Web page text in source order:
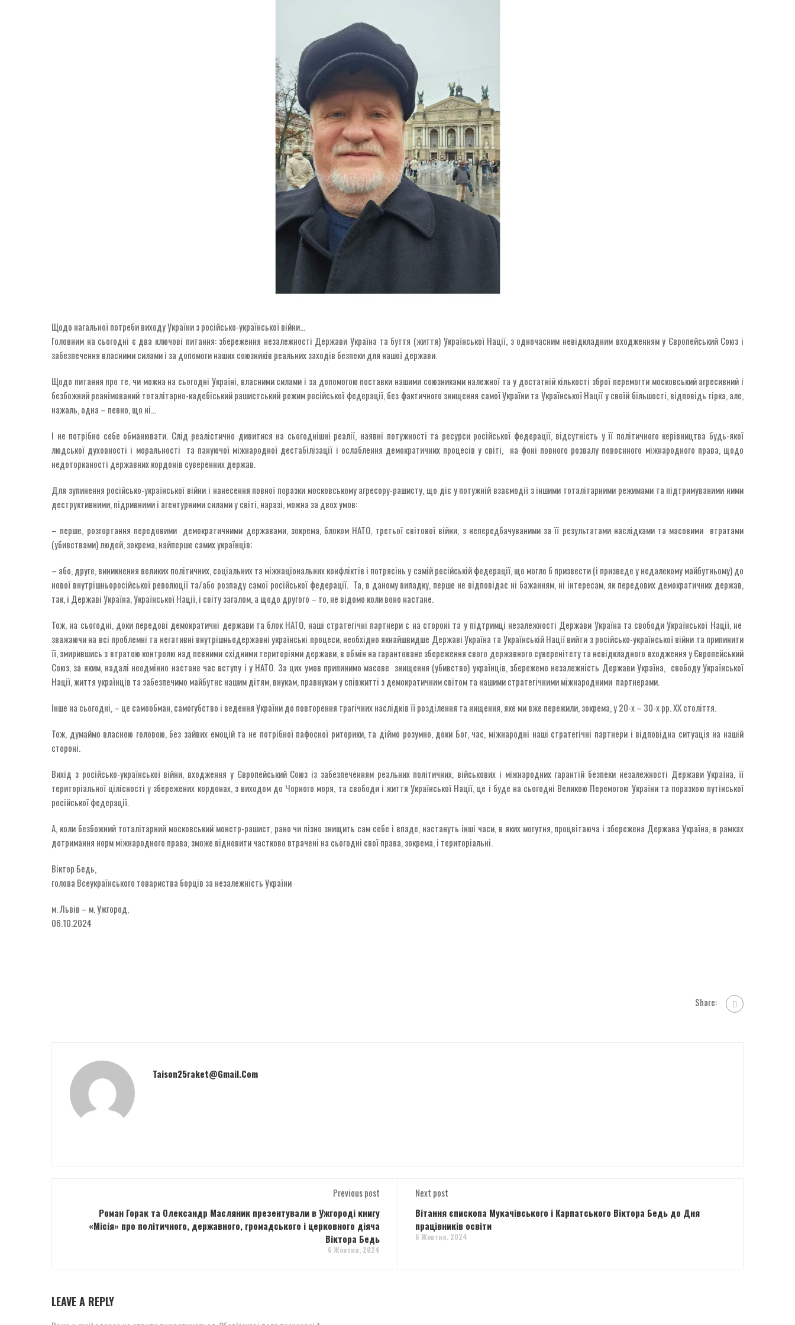
Щодо нагальної потреби виходу України з російсько-української війни…
Головним на сьогодні є два ключові питання: збереження незалежності Держави Україна та буття (життя) Української Нації, з одночасним невідкладним входженням у Європейський Союз і
забезпечення власними силами і за допомоги наших союзників реальних заходів безпеки для нашої держави.
Щодо питання про те, чи можна на сьогодні Україні, власними силами і за допомогою поставки нашими союзниками належної та у достатній кількості зброї перемогти московський агресивний і
безбожний реанімований тоталітарно-кадебіський рашистський режим російської федерації, без фактичного знищення самої України та Української Нації у своїй більшості, відповідь гірка, але,
нажаль, одна – певно, що ні…
І не потрібно себе обманювати. Слід реалістично дивитися на сьогоднішні реалії, наявні потужності та ресурси російської федерації, відсутність у її політичного керівництва будь-якої
людської духовності і моральності та пануючої міжнародної дестабілізації і ослаблення демократичних процесів у світі, на фоні повного розвалу повоєнного міжнародного права, щодо
недоторканості державних кордонів суверенних держав.
Для зупинення російсько-української війни і нанесення повної поразки московському агресору-рашисту, що діє у потужній взаємодії з іншими тоталітарними режимами та підтримуваними ними
деструктивними, підривними і агентурними силами у світі, наразі, можна за двох умов:
– перше, розгортання передовими демократичними державами, зокрема, блоком НАТО, третьої світової війни, з непередбачуваними за її результатами наслідками та масовими втратами
(убивствами) людей, зокрема, найперше самих українців;
– або, друге, виникнення великих політичних, соціальних та міжнаціональних конфліктів і потрясінь у самій російській федерації, що могло б призвести (і призведе у недалекому майбутньому) до
нової внутрішньоросійської революції та/або розпаду самої російської федерації. Та, в даному випадку, перше не відповідає ні бажанням, ні інтересам, як передових демократичних держав,
так, і Державі Україна, Української Нації, і світу загалом, а щодо другого – то, не відомо коли воно настане.
Тож, на сьогодні, доки передові демократичні держави та блок НАТО, наші стратегічні партнери є на стороні та у підтримці незалежності Держави Україна та свободи Української Нації, не
зважаючи на всі проблемні та негативні внутрішньодержавні українські процеси, необхідно якнайшвидше Державі Україна та Українській Нації вийти з російсько-української війни та припинити
її, змирившись з втратою контролю над певними східними територіями держави, в обмін на гарантоване збереження свого державного суверенітету та невідкладного входження у Європейський
Союз, за яким, надалі неодмінно настане час вступу і у НАТО. За цих умов припинимо масове знищення (убивство) українців, збережемо незалежність Держави Україна, свободу Української
Нації, життя українців та забезпечимо майбутнє нашим дітям, внукам, правнукам у співжитті з демократичним світом та нашими стратегічними міжнародними партнерами.
Інше на сьогодні, – це самообман, самогубство і ведення України до повторення трагічних наслідків її розділення та нищення, яке ми вже пережили, зокрема, у 20-х – 30-х рр. ХХ століття.
Тож, думаймо власною головою, без зайвих емоцій та не потрібної пафосної риторики, та діймо розумно, доки Бог, час, міжнародні наші стратегічні партнери і відповідна ситуація на нашій
стороні.
Вихід з російсько-української війни, входження у Європейський Союз із забезпеченням реальних політичних, військових і міжнародних гарантій безпеки незалежності Держави Україна, її
територіальної цілісності у збережених кордонах, з виходом до Чорного моря, та свободи і життя Української Нації, це і буде на сьогодні Великою Перемогою України та поразкою путінської
російської федерації.
А, коли безбожний тоталітарний московський монстр-рашист, рано чи пізно знищить сам себе і впаде, настануть інші часи, в яких могутня, процвітаюча і збережена Держава Україна, в рамках
дотримання норм міжнародного права, зможе відновити частково втрачені на сьогодні свої права, зокрема, і територіальні.
Віктор Бедь,
голова Всеукраїнського товариства борців за незалежність України
м. Львів – м. Ужгород,
06.10.2024
Share:
Taison25raket@gmail.com
Previous post
Роман Горак та Олександр Масляник презентували в Ужгороді книгу
«Місія» про політичного, державного, громадського і церковного діяча
Віктора Бедь
6 Жовтня, 2024
Next post
Вітання єпископа Мукачівського і Карпатського Віктора Бедь до Дня
працівників освіти
6 Жовтня, 2024
LEAVE A REPLY